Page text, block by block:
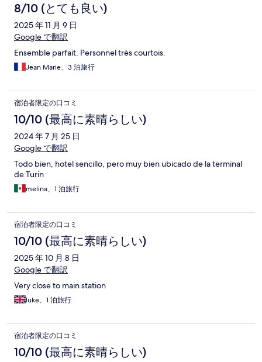
8/10 (とても良い)
2025 年 11 月 9 日
Google で翻訳
Ensemble parfait. Personnel très courtois.
Jean Marie、3 泊旅行
宿泊者限定の口コミ
10/10 (最高に素晴らしい)
2024 年 7 月 25 日
Google で翻訳
Todo bien, hotel sencillo, pero muy bien ubicado de la terminal
de Turin
melina、1 泊旅行
宿泊者限定の口コミ
10/10 (最高に素晴らしい)
2025 年 10 月 8 日
Google で翻訳
Very close to main station
luke、1 泊旅行
宿泊者限定の口コミ
10/10 (最高に素晴らしい)